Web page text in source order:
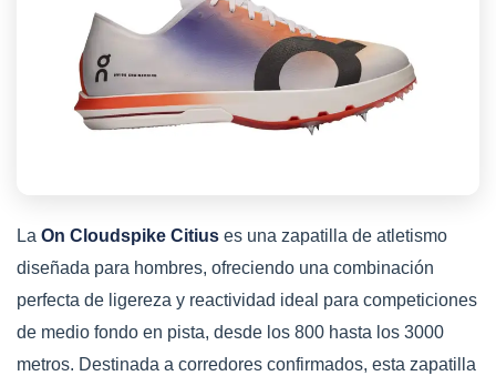
La On Cloudspike Citius es una zapatilla de atletismo
diseñada para hombres, ofreciendo una combinación
perfecta de ligereza y reactividad ideal para competiciones
de medio fondo en pista, desde los 800 hasta los 3000
metros. Destinada a corredores confirmados, esta zapatilla